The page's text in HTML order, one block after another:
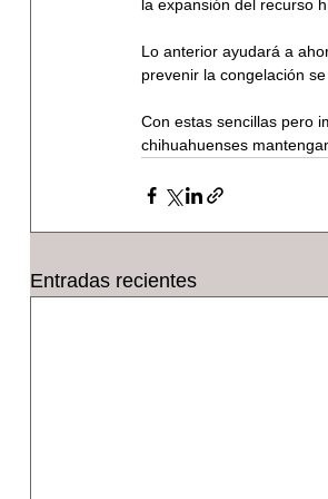
la expansión del recurso
Lo anterior ayudará a
prevenir la congelación
Con estas sencillas pero
chihuahuenses
Entradas recientes